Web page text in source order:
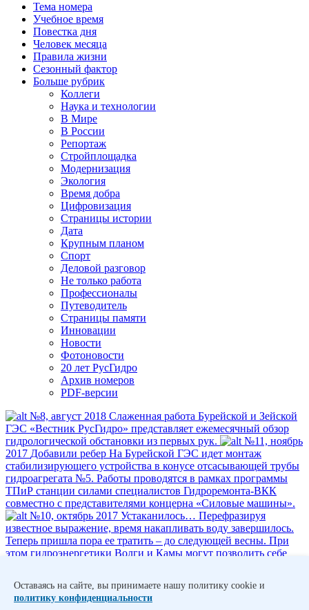
Тема номера
Учебное время
Повестка дня
Человек месяца
Правила жизни
Сезонный фактор
Больше рубрик
Коллеги
Наука и технологии
В Мире
В России
Репортаж
Стройплощадка
Модернизация
Экология
Время добра
Цифровизация
Страницы истории
Дата
Крупным планом
Спорт
Деловой разговор
Не только работа
Профессионалы
Путеводитель
Страницы памяти
Инновации
Новости
Фотоновости
20 лет РусГидро
Архив номеров
PDF-версии
№8, август 2018 Слаженная работа Бурейской и Зейской
ГЭС «Вестник РусГидро» представляет ежемесячный обзор
гидрологической обстановки из первых рук.
№11, ноябрь
2017 Добавили ребер На Бурейской ГЭС идет монтаж
стабилизирующего устройства в конусе отсасывающей трубы
гидро­агрегата №5. Работы проводятся в рамках программы
ТПиР ­станции силами специалистов ­Гидроремонта-ВКК
совместно с представителями концерна «Силовые машины».
№10, октябрь 2017 Устаканилось… Перефразируя
известное выражение, время накапливать воду завершилось.
Теперь пришла пора ее тратить – до следующей весны. При
этом гидроэнергетики Волги и Камы могут позволить себе
каждую каплю воды с умом, чтобы ни в коем случае
не потратить бесценный ресурс впустую.
Оставаясь на сайте, вы принимаете нашу политику cookie и
политику конфиденциальности